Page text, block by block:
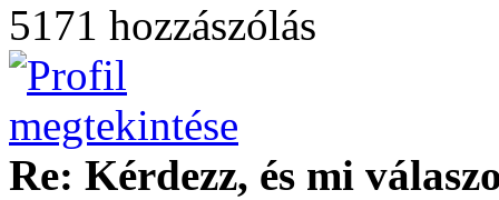
5171 hozzászólás
Re: Kérdezz, és mi